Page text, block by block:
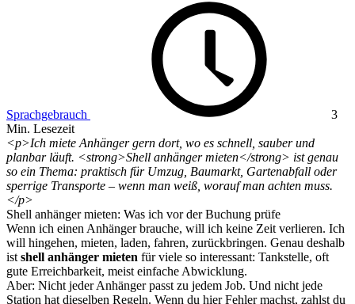
Sprachgebrauch
3
Min. Lesezeit
<p>Ich miete Anhänger gern dort, wo es schnell, sauber und
planbar läuft. <strong>Shell anhänger mieten</strong> ist genau
so ein Thema: praktisch für Umzug, Baumarkt, Gartenabfall oder
sperrige Transporte – wenn man weiß, worauf man achten muss.
</p>
Shell anhänger mieten: Was ich vor der Buchung prüfe
Wenn ich einen Anhänger brauche, will ich keine Zeit verlieren. Ich
will hingehen, mieten, laden, fahren, zurückbringen. Genau deshalb
ist shell anhänger mieten für viele so interessant: Tankstelle, oft
gute Erreichbarkeit, meist einfache Abwicklung.
Aber: Nicht jeder Anhänger passt zu jedem Job. Und nicht jede
Station hat dieselben Regeln. Wenn du hier Fehler machst, zahlst du